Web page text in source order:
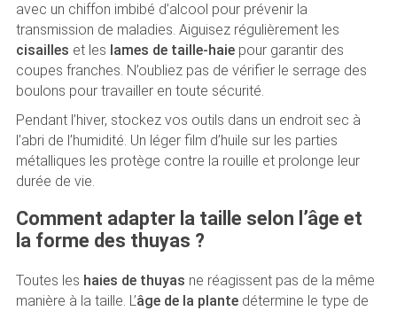
avec un chiffon imbibé d’alcool pour prévenir la
transmission de maladies. Aiguisez régulièrement les
cisailles et les lames de taille-haiepour garantir des
coupes franches. N’oubliez pas de vérifier le serrage des
boulons pour travailler en toute sécurité.
Pendant l’hiver, stockez vos outils dans un endroit sec à
l’abri de l’humidité. Un léger film d’huile sur les parties
métalliques les protège contre la rouille et prolonge leur
durée de vie.
Comment adapter la taille selon l’âge et
la forme des thuyas ?
Toutes les haies de thuyas ne réagissent pas de la même
manière à la taille. L’âge de la plantedétermine le type de